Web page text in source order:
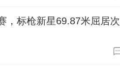
，标枪新星69.87米屈居